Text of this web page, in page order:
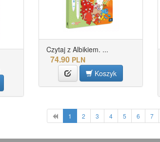
Czytaj z Albikiem. ...
74.90 PLN
Koszyk
1 2 3 4 5 6 7